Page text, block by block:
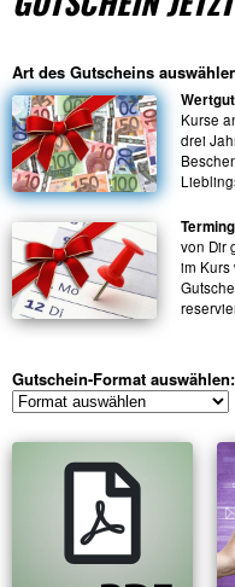
Art des Gutscheins
Kurse
drei
von Dir
im Kurs
Gutschein-Format auswählen: